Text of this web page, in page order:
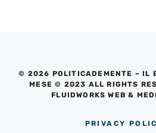
© 2026 POLITICADEMENTE – IL
MESE © 2023 ALL RIGHTS
FLUIDWORKS WEB &
PRIVACY